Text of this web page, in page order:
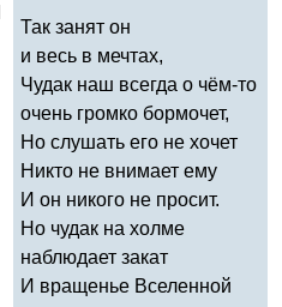
Так занят он
и весь в мечтах,
Чудак наш всегда о чём-то
очень громко бормочет,
Но слушать его не хочет
Никто не внимает ему
И он никого не просит.
Но чудак на холме
наблюдает закат
И вращенье Вселенной